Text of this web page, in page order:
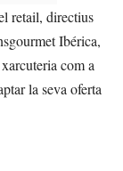
retail, directius
Ibérica,
com a
la seva oferta